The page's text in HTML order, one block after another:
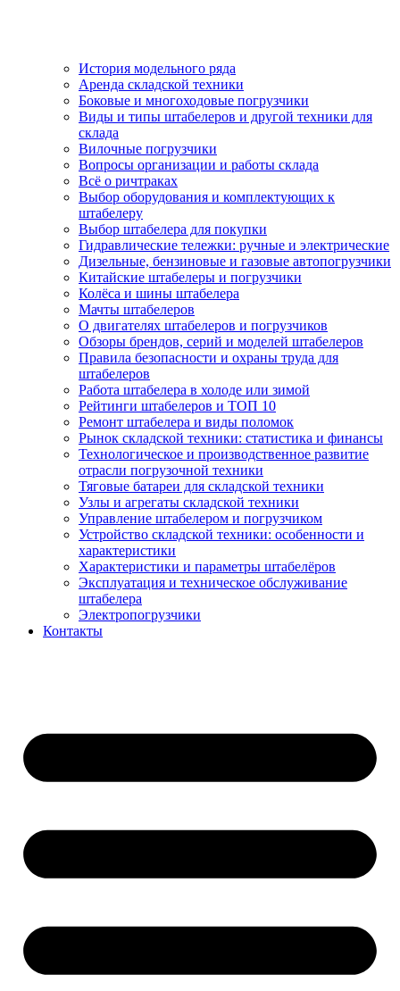
История модельного ряда
Аренда складской техники
Боковые и многоходовые погрузчики
Виды и типы штабелеров и другой техники для
склада
Вилочные погрузчики
Вопросы организации и работы склада
Всё о ричтраках
Выбор оборудования и комплектующих к
штабелеру
Выбор штабелера для покупки
Гидравлические тележки: ручные и электрические
Дизельные, бензиновые и газовые автопогрузчики
Китайские штабелеры и погрузчики
Колёса и шины штабелера
Мачты штабелеров
О двигателях штабелеров и погрузчиков
Обзоры брендов, серий и моделей штабелеров
Правила безопасности и охраны труда для
штабелеров
Работа штабелера в холоде или зимой
Рейтинги штабелеров и ТОП 10
Ремонт штабелера и виды поломок
Рынок складской техники: статистика и финансы
Технологическое и производственное развитие
отрасли погрузочной техники
Тяговые батареи для складской техники
Узлы и агрегаты складской техники
Управление штабелером и погрузчиком
Устройство складской техники: особенности и
характеристики
Характеристики и параметры штабелёров
Эксплуатация и техническое обслуживание
штабелера
Электропогрузчики
Контакты